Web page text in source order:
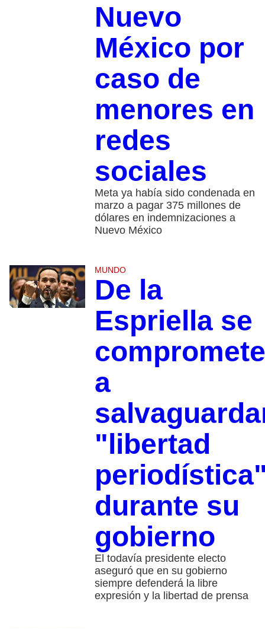
Nuevo
México por
caso de
menores en
redes
sociales
Meta ya había sido condenada en
marzo a pagar 375 millones de
dólares en indemnizaciones a
Nuevo México
MUNDO
De la
Espriella se
compromete
a
"libertad
durante su
gobierno
El todavía presidente electo
aseguró que en su gobierno
siempre defenderá la libre
expresión y la libertad de prensa